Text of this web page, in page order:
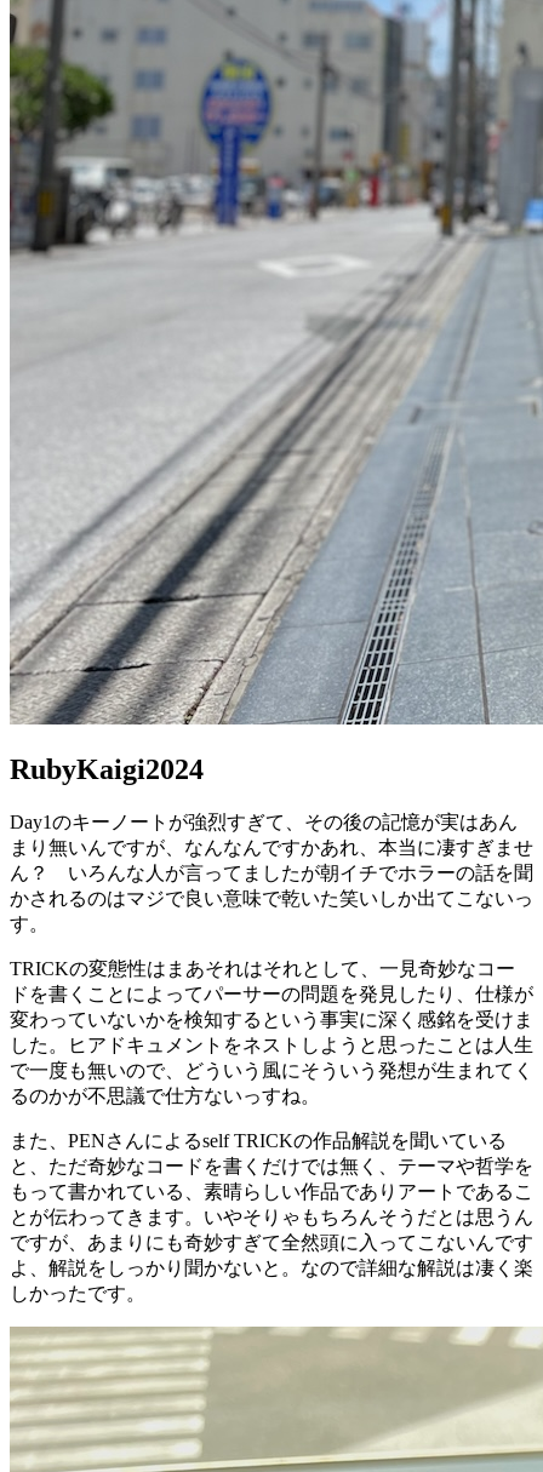
RubyKaigi2024
Day1のキーノートが強烈すぎて、その後の記憶が実はあん
まり無いんですが、なんなんですかあれ、本当に凄すぎませ
ん？ いろんな人が言ってましたが朝イチでホラーの話を聞
かされるのはマジで良い意味で乾いた笑いしか出てこないっ
す。
TRICKの変態性はまあそれはそれとして、一見奇妙なコー
ドを書くことによってパーサーの問題を発見したり、仕様が
変わっていないかを検知するという事実に深く感銘を受けま
した。ヒアドキュメントをネストしようと思ったことは人生
で一度も無いので、どういう風にそういう発想が生まれてく
るのかが不思議で仕方ないっすね。
また、PENさんによるself TRICKの作品解説を聞いている
と、ただ奇妙なコードを書くだけでは無く、テーマや哲学を
もって書かれている、素晴らしい作品でありアートであるこ
とが伝わってきます。いやそりゃもちろんそうだとは思うん
ですが、あまりにも奇妙すぎて全然頭に入ってこないんです
よ、解説をしっかり聞かないと。なので詳細な解説は凄く楽
しかったです。